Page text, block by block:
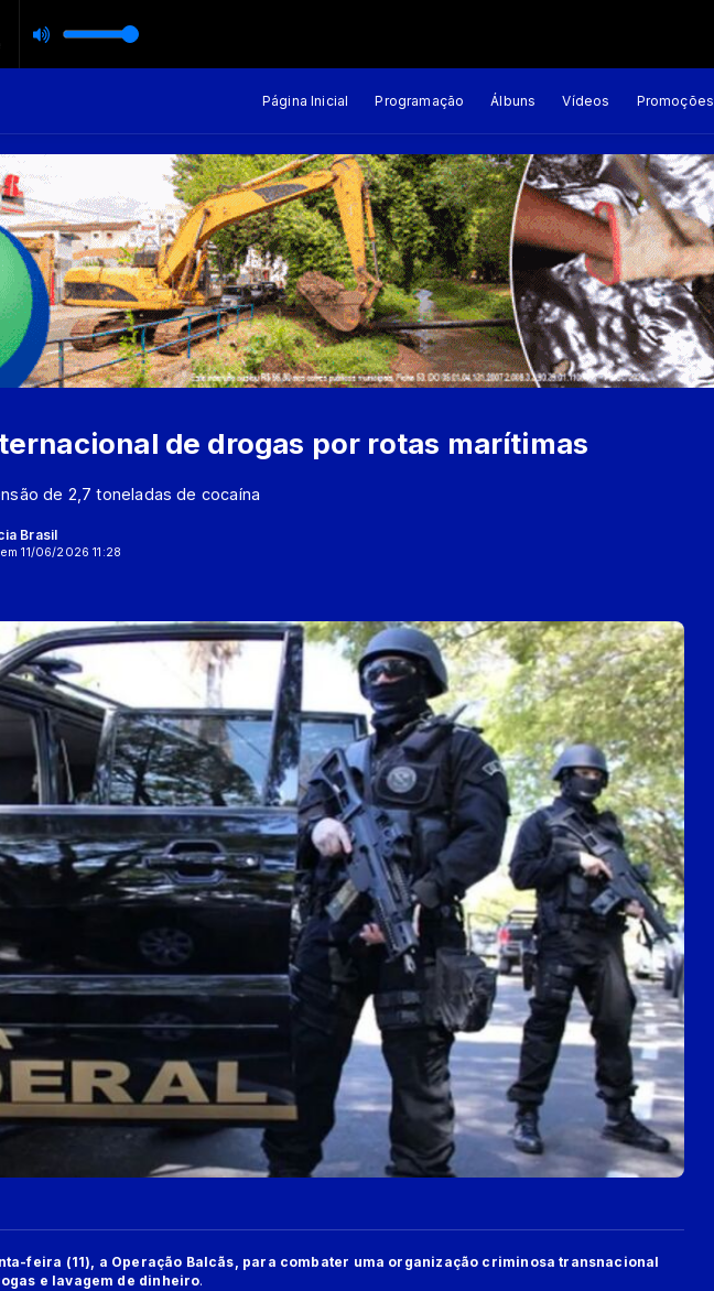
Roberto
Página Inicial Programação Álbuns Vídeos Promoções
de drogas por rotas marítimas
de 2,7 toneladas de cocaína
Brasil
11/06/2026 11:28
feira (11), a Operação Balcãs, para combater uma organização criminosa transnacional
e lavagem de dinheiro.